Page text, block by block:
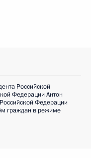
Российской
Федерации Антон
Федерации
граждан в режиме